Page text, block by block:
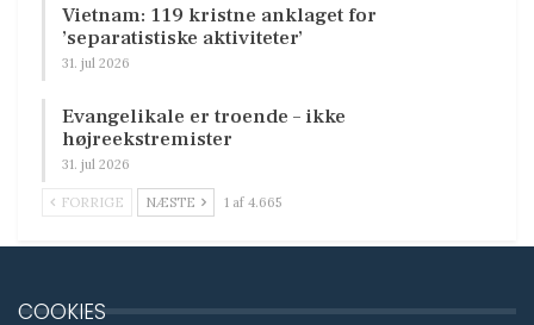
Vietnam: 119 kristne anklaget for
’separatistiske aktiviteter’
31. jul 2026
Evangelikale er troende – ikke
højreekstremister
31. jul 2026
FORRIGE NÆSTE 1 af 4.665
COOKIES